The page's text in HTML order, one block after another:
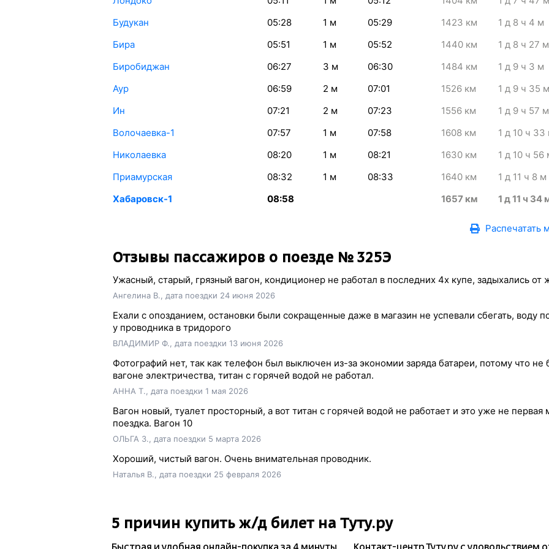
Будукан
05:28 1 м 05:29 1423 км 1 д 8 ч 4 м
Бира
05:51 1 м 05:52 1440 км 1 д 8 ч 27 м
Биробиджан
06:27 3 м 06:30 1484 км 1 д 9 ч 3 м
Аур
06:59 2 м 07:01 1526 км 1 д 9 ч 35 м
Ин
07:21 2 м 07:23 1556 км 1 д 9 ч 57 м
Волочаевка-1
07:57 1 м 07:58 1608 км 1 д 10 ч 33
Николаевка
08:20 1 м 08:21 1630 км 1 д 10 ч 56
Приамурская
08:32 1 м 08:33 1640 км 1 д 11 ч 8 м
Хабаровск-1
08:58 1657 км 1 д 11 ч 34
Распечатать
Отзывы пассажиров о поезде № 325Э
Ужасный, старый, грязный вагон, кондиционер не работал в последних 4х купе, задыхались от
Ангелина В., дата поездки 24 июня 2026
Ехали с опозданием, остановки были сокращенные даже в магазин не успевали сбегать, воду
у проводника в тридорого
ВЛАДИМИР Ф., дата поездки 13 июня 2026
Фотографий нет, так как телефон был выключен из-за экономии заряда батареи, потому что не
вагоне электричества, титан с горячей водой не работал.
АННА Т., дата поездки 1 мая 2026
Вагон новый, туалет просторный, а вот титан с горячей водой не работает и это уже не первая
поездка. Вагон 10
ОЛЬГА З., дата поездки 5 марта 2026
Хороший, чистый вагон. Очень внимательная проводник.
Наталья В., дата поездки 25 февраля 2026
5 причин купить ж/дбилет на Туту.ру